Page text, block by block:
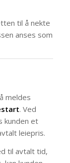
til å nekte
anses som
meldes
. Ved
kunden et
leiepris.
til avtalt tid,